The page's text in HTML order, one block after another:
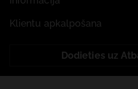
Klientu apkalpošana
Dodieties uz